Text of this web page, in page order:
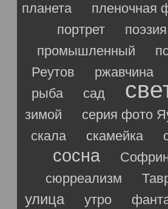
планета
пленочная
портрет
поэзия
промышленный
Реутов
ржавчина
рыба
сад
зимой серия фото
скала скамейка
сосна
сюрреализм
улица утро